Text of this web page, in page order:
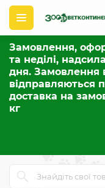
Замовлення,
та неділі,
дня. Замовлення
відправляються
доставка на
кг